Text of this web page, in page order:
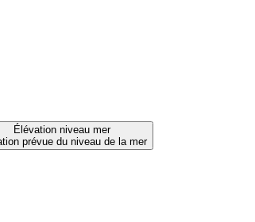
Élévation niveau mer
prévue du niveau de la mer